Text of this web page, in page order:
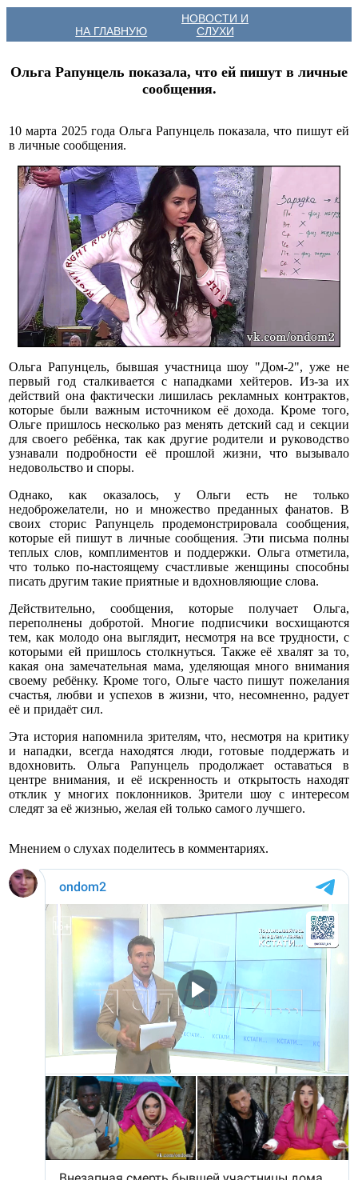
НА ГЛАВНУЮ
НОВОСТИ И
СЛУХИ
Ольга Рапунцель показала, что ей пишут в личные
сообщения.
10 марта 2025 года Ольга Рапунцель показала, что пишут ей
в личные сообщения.
Ольга Рапунцель, бывшая участница шоу "Дом-2", уже не
первый год сталкивается с нападками хейтеров. Из-за их
действий она фактически лишилась рекламных контрактов,
которые были важным источником её дохода. Кроме того,
Ольге пришлось несколько раз менять детский сад и секции
для своего ребёнка, так как другие родители и руководство
узнавали подробности её прошлой жизни, что вызывало
недовольство и споры.
Однако, как оказалось, у Ольги есть не только
недоброжелатели, но и множество преданных фанатов. В
своих сторис Рапунцель продемонстрировала сообщения,
которые ей пишут в личные сообщения. Эти письма полны
теплых слов, комплиментов и поддержки. Ольга отметила,
что только по-настоящему счастливые женщины способны
писать другим такие приятные и вдохновляющие слова.
Действительно, сообщения, которые получает Ольга,
переполнены добротой. Многие подписчики восхищаются
тем, как молодо она выглядит, несмотря на все трудности, с
которыми ей пришлось столкнуться. Также её хвалят за то,
какая она замечательная мама, уделяющая много внимания
своему ребёнку. Кроме того, Ольге часто пишут пожелания
счастья, любви и успехов в жизни, что, несомненно, радует
её и придаёт сил.
Эта история напомнила зрителям, что, несмотря на критику
и нападки, всегда находятся люди, готовые поддержать и
вдохновить. Ольга Рапунцель продолжает оставаться в
центре внимания, и её искренность и открытость находят
отклик у многих поклонников. Зрители шоу с интересом
следят за её жизнью, желая ей только самого лучшего.
Мнением о слухах поделитесь в комментариях.